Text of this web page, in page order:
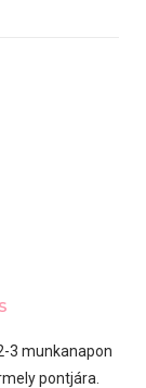
3 munkanapon
pontjára.